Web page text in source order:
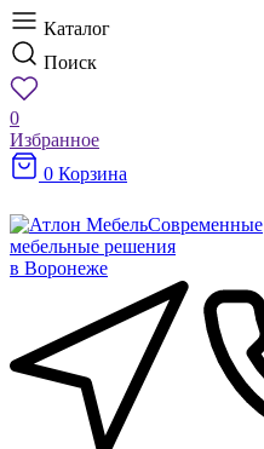
Каталог
Поиск
0
Избранное
0 Корзина
Современные
мебельные решения
в Воронеже